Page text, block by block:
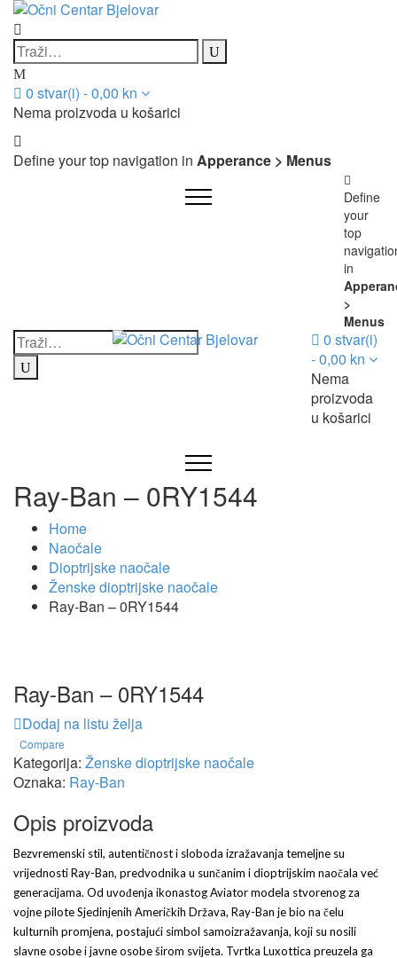
0 stvar(i) -0,00 kn
Nema proizvoda u košarici
Define your top navigation in Apperance > Menus
Define
your
top
in
>
Menus
0 stvar(i)
-0,00 kn
Nema
proizvoda
u košarici
Ray-Ban – 0RY1544
Home
Naočale
Dioptrijske naočale
Ženske dioptrijske naočale
Ray-Ban – 0RY1544
Ray-Ban – 0RY1544
Dodaj na listu želja
Compare
Kategorija: Ženske dioptrijske naočale
Oznaka: Ray-Ban
Opis proizvoda
Bezvremenski stil, autentičnost i sloboda izražavanja temeljne su
vrijednosti Ray-Ban, predvodnika u sunčanim i dioptrijskim naočala već
generacijama. Od uvođenja ikonastog Aviator modela stvorenog za
vojne pilote Sjedinjenih Američkih Država, Ray-Ban je bio na čelu
kulturnih promjena, postajući simbol samoizražavanja, koji su nosili
slavne osobe i javne osobe širom svijeta. Tvrtka Luxottica preuzela ga